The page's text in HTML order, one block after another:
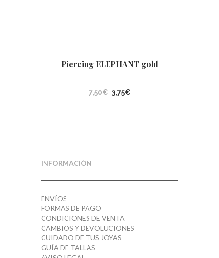
Piercing ELEPHANT gold
7,50€ El
3,75€El
INFORMACIÓN
ENVÍOS
FORMAS DE PAGO
CONDICIONES DE VENTA
CAMBIOS Y DEVOLUCIONES
CUIDADO DE TUS JOYAS
GUÍA DE TALLAS